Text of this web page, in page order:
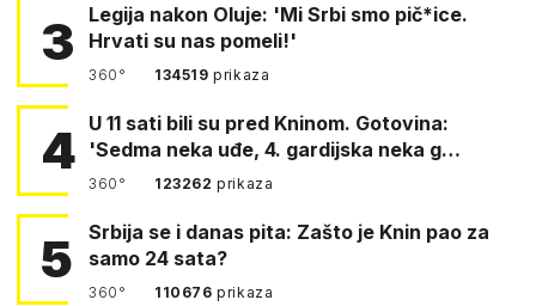
3
Legija nakon Oluje: 'Mi Srbi smo pič*ice.
Hrvati su nas pomeli!'
360° 134519prikaza
4 U 11 sati bili su pred Kninom. Gotovina:
'Sedma neka uđe, 4. gardijska neka g…
360° 123262prikaza
5
Srbija se i danas pita: Zašto je Knin pao za
samo 24 sata?
360° 110676prikaza